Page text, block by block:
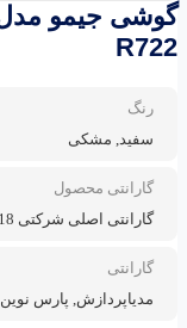
R722
رنگ
سفید, مشکی
گارانتی محصول
گارانتی اصلی شرکتی 18 ماهه + کد رجیستری
گارانتی
مدیاپردازش, پارس نوین